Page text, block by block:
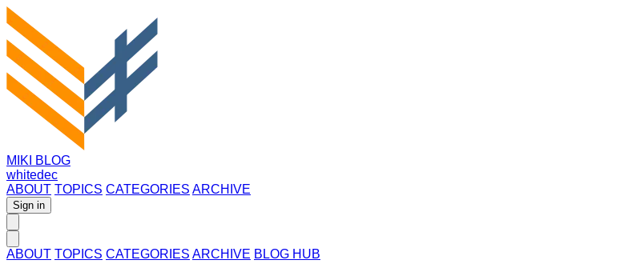
MIKI BLOG
whitedec
ABOUT TOPICS CATEGORIES ARCHIVE
Sign in
ABOUT TOPICS CATEGORIES ARCHIVE BLOG HUB